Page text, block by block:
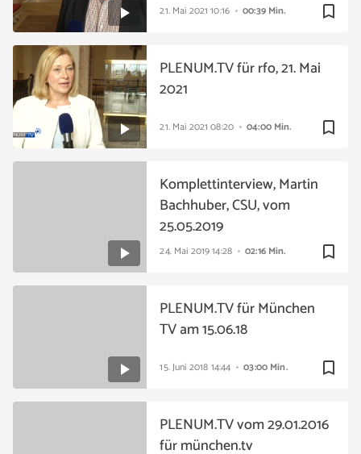
bookmark_border
21. Mai 202110:16 00:39 Min.
bookmark_border
21. Mai 202108:20 04:00 Min.
PLENUM.TV für rfo, 21. Mai
2021
bookmark_border
24. Mai 201914:28 02:16 Min.
Komplettinterview, Martin
Bachhuber, CSU, vom
25.05.2019
bookmark_border
15. Juni 2018 14:44 03:00 Min.
PLENUM.TV für München
TV am 15.06.18
PLENUM.TV vom 29.01.2016
für münchen.tv